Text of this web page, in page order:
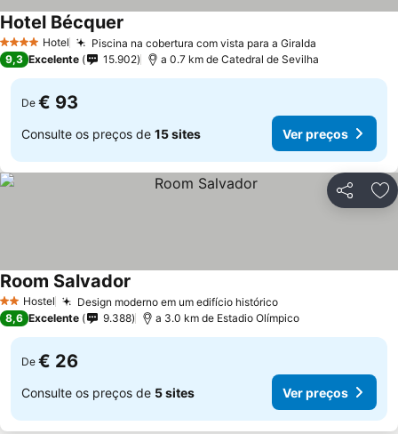
4 EstrelasHotel Piscina na cobertura com vista para a Giralda
Hotel Bécquer
9,3 Excelente 15.902 a 0.7 km de Catedral de Sevilha
De € 93
Consulte os preços de 15 sites Ver preços
Partilhar
2 Estrelas
Hostel Design moderno em um edifício históricoVer preços
Room Salvador
8,6 Excelente 9.388 a 3.0 km de Estadio Olímpico
De € 26
Consulte os preços de 5 sites Ver preços